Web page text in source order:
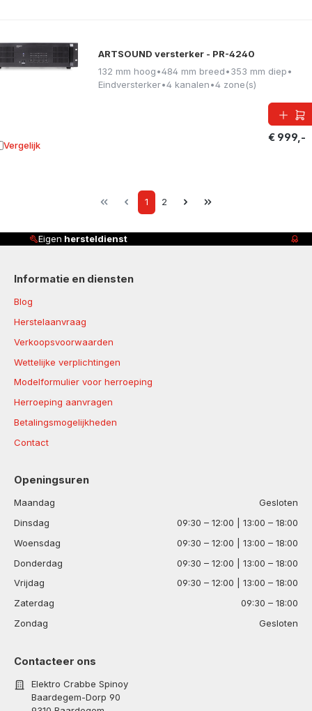
ARTSOUND versterker - PR-4240
132 mm hoog•484 mm breed•353 mm diep•
Eindversterker•4 kanalen•4 zone(s)
€ 999,-
Vergelijk aan vergelijking
Page
1 Page
2
Klanten beoordelen ons met
Informatie en diensten
Blog
Herstelaanvraag
Verkoopsvoorwaarden
Wettelijke verplichtingen
Modelformulier voor herroeping
Herroeping aanvragen
Betalingsmogelijkheden
Contact
Openingsuren
Maandag
Gesloten
Dinsdag
09:30 – 12:00 | 13:00 – 18:00
Woensdag
09:30 – 12:00 | 13:00 – 18:00
Donderdag
09:30 – 12:00 | 13:00 – 18:00
Vrijdag
09:30 – 12:00 | 13:00 – 18:00
Zaterdag
09:30 – 18:00
Zondag
Gesloten
Contacteer ons
Elektro Crabbe Spinoy
Baardegem-Dorp 90